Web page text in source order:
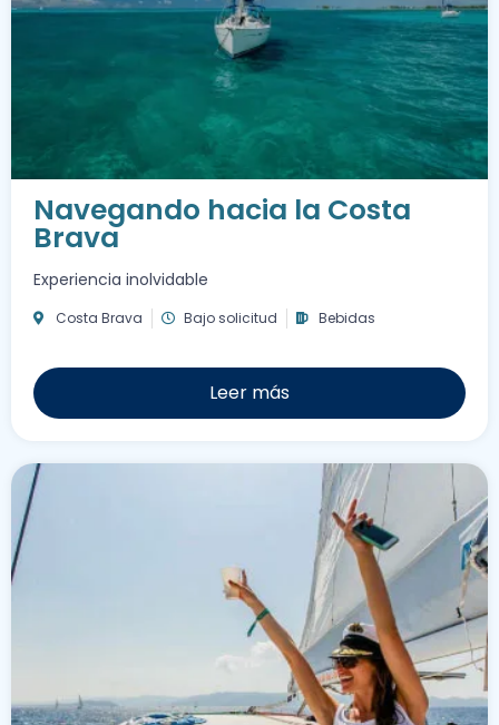
Navegando hacia la Costa
Brava
Experiencia inolvidable
Costa Brava Bajo solicitud Bebidas
Leer más